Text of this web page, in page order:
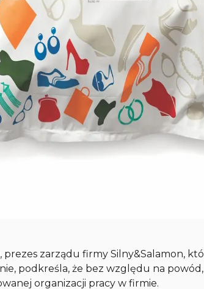
prezes zarządu firmy Silny&Salamon,
podkreśla, że bez względu na
organizacji pracy w firmie.